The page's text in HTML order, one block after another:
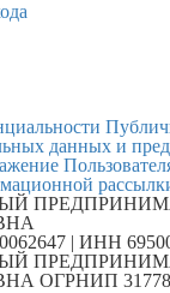
данных и
| ИНН
ОГРНИП